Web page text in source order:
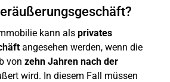
kann als privates
angesehen werden, wenn die
von zehn Jahren nach der
wird. In diesem Fall müssen